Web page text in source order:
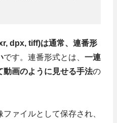
dpx, tiff)は通常、連番形
です。連番形式とは、 一連
動画のように見せる手法の
ァイルとして保存され、